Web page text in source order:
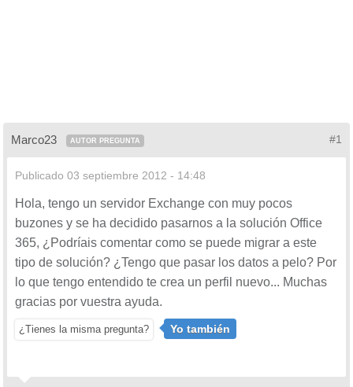
Marco23 AUTOR PREGUNTA #1
Publicado 03 septiembre 2012 - 14:48
Hola, tengo un servidor Exchange con muy pocos
buzones y se ha decidido pasarnos a la solución Office
365, ¿Podríais comentar como se puede migrar a este
tipo de solución? ¿Tengo que pasar los datos a pelo? Por
lo que tengo entendido te crea un perfil nuevo... Muchas
gracias por vuestra ayuda.
¿Tienes la misma pregunta? Yo también